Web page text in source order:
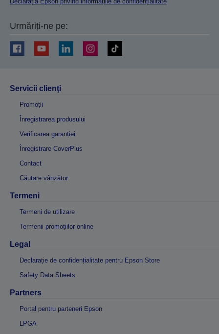
Urmăriți-ne pe:
Servicii clienţi
Promoţii
Înregistrarea produsului
Verificarea garanției
Înregistrare CoverPlus
Contact
Căutare vânzător
Termeni
Termeni de utilizare
Termenii promoțiilor online
Legal
Declarație de confidențialitate pentru Epson Store
Safety Data Sheets
Partners
Portal pentru parteneri Epson
LPGA